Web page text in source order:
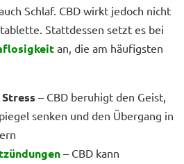
Schlaf. CBD wirkt jedoch nicht
Stattdessen setzt es bei
an, die am häufigsten
– CBD beruhigt den Geist,
senken und den Übergang in
– CBD kann